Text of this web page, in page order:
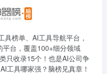
榜单、AI工具导航平台，
台，覆盖100+细分领域
只收录15个！也是AI公司争
工具哪家强？脑榜见真章！